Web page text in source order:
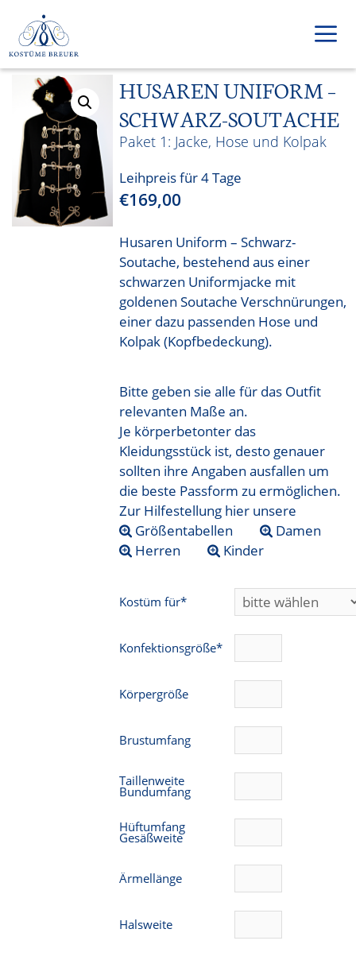
Inhalt
springen
HUSAREN UNIFORM –
SCHWARZ-SOUTACHE
Jacke, Hose und Kolpak
Leihpreis für 4 Tage
€169,00
Husaren Uniform – Schwarz-
Soutache, bestehend aus einer
schwarzen Uniformjacke mit
goldenen Soutache Verschnürungen,
einer dazu passenden Hose und
Kolpak (Kopfbedeckung).
Bitte geben sie alle für das Outfit
relevanten Maße an.
Je körperbetonter das
Kleidungsstück ist, desto genauer
sollten ihre Angaben ausfallen um
die beste Passform zu ermöglichen.
Zur Hilfestellung hier unsere
Größentabellen
Damen
Herren
Kinder
Kostüm für*
Konfektionsgröße*
Körpergröße
Brustumfang
Taillenweite
Bundumfang
Hüftumfang
Gesäßweite
Ärmellänge
Halsweite